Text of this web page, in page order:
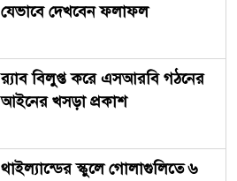
যেভাবে দেখবেন ফলাফল
র‍্যাব বিলুপ্ত করে এসআরবি গঠনের
আইনের খসড়া প্রকাশ
থাইল্যান্ডের স্কুলে গোলাগুলিতে ৬